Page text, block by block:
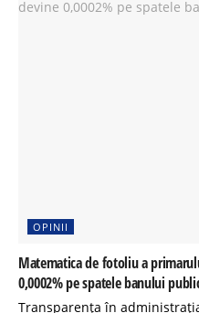
OPINII
Matematica de fotoliu a
0,0002% pe spatele banului
Transparența în